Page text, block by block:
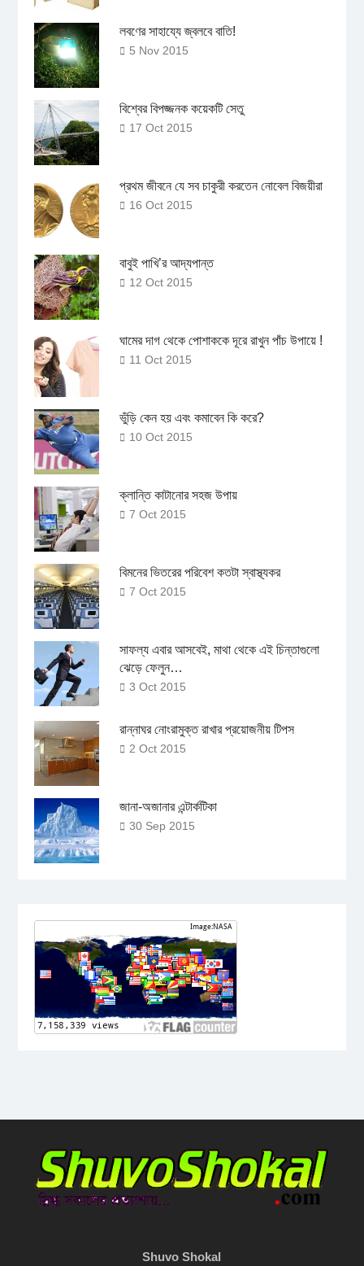
লবণের সাহায্যে জ্বলবে বাতি!
5 Nov 2015
বিশ্বের বিপজ্জনক কয়েকটি সেতু
17 Oct 2015
প্রথম জীবনে যে সব চাকুরী করতেন নোবেল বিজয়ীরা
16 Oct 2015
বাবুই পাখি’র আদ্যপান্ত
12 Oct 2015
ঘামের দাগ থেকে পোশাককে দূরে রাখুন পাঁচ উপায়ে !
11 Oct 2015
ভুঁড়ি কেন হয় এবং কমাবেন কি করে?
10 Oct 2015
ক্লান্তি কাটানোর সহজ উপায়
7 Oct 2015
বিমনের ভিতরের পরিবেশ কতটা স্বাস্থ্যকর
7 Oct 2015
সাফল্য এবার আসবেই, মাথা থেকে এই চিন্তাগুলো
ঝেড়ে ফেলুন…
3 Oct 2015
রান্নাঘর নোংরামুক্ত রাখার প্রয়োজনীয় টিপস
2 Oct 2015
জানা-অজানার এন্টার্কটিকা
30 Sep 2015
Shuvo Shokal